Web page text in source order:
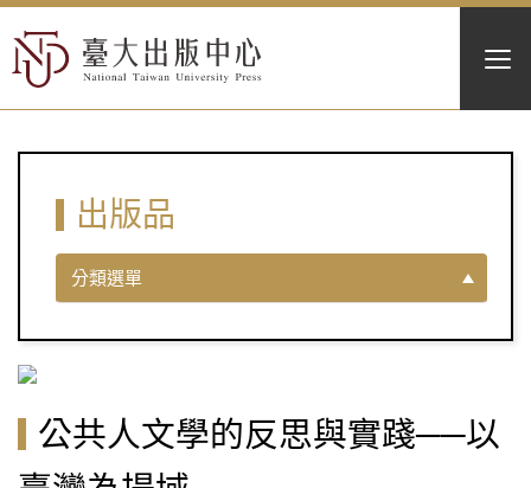
出版品
分類選單
公共人文學的反思與實踐──以